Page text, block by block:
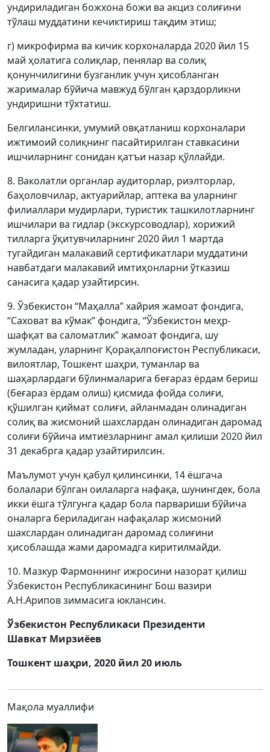
ундириладиган божхона божи ва акциз солиғини
тўлаш муддатини кечиктириш тақдим этиш;
г) микрофирма ва кичик корхоналарда 2020 йил 15
май ҳолатига солиқлар, пенялар ва солиқ
қонунчилигини бузганлик учун ҳисобланган
жарималар бўйича мавжуд бўлган қарздорликни
ундиришни тўхтатиш.
Белгилансинки, умумий овқатланиш корхоналари
ижтимоий солиқнинг пасайтирилган ставкасини
ишчиларнинг сонидан қатъи назар қўллайди.
8. Ваколатли органлар аудиторлар, риэлторлар,
баҳоловчилар, актуарийлар, аптека ва уларнинг
филиаллари мудирлари, туристик ташкилотларнинг
ишчилари ва гидлар (экскурсоводлар), хорижий
тилларга ўқитувчиларнинг 2020 йил 1 мартда
тугайдиган малакавий сертификатлари муддатини
навбатдаги малакавий имтиҳонларни ўтказиш
санасига қадар узайтирсин.
9. Ўзбекистон “Маҳалла” хайрия жамоат фондига,
“Саховат ва кўмак” фондига, “Ўзбекистон меҳр-
шафқат ва саломатлик” жамоат фондига, шу
жумладан, уларнинг Қорақалпоғистон Республикаси,
вилоятлар, Тошкент шаҳри, туманлар ва
шаҳарлардаги бўлинмаларига беғараз ёрдам бериш
(беғараз ёрдам олиш) қисмида фойда солиғи,
қўшилган қиймат солиғи, айланмадан олинадиган
солиқ ва жисмоний шахслардан олинадиган даромад
солиғи бўйича имтиёзларнинг амал қилиши 2020 йил
31 декабрга қадар узайтирилсин.
Маълумот учун қабул қилинсинки, 14 ёшгача
болалари бўлган оилаларга нафақа, шунингдек, бола
икки ёшга тўлгунга қадар бола парвариши бўйича
оналарга бериладиган нафақалар жисмоний
шахслардан олинадиган даромад солиғини
ҳисоблашда жами даромадга киритилмайди.
10. Мазкур Фармоннинг ижросини назорат қилиш
Ўзбекистон Республикасининг Бош вазири
А.Н.Арипов зиммасига юклансин.
Ўзбекистон Республикаси Президенти
Шавкат Мирзиёев
Тошкент шаҳри, 2020 йил 20 июль
Мақола муаллифи